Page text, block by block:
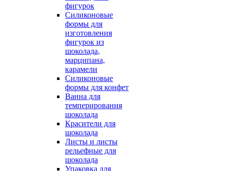
фигурок
Силиконовые
формы для
изготовления
фигурок из
шоколада,
марципана,
карамели
Силиконовые
формы для конфет
Ванна для
темперирования
шоколада
Красители для
шоколада
Листы и листы
рельефные для
шоколада
Упаковка для